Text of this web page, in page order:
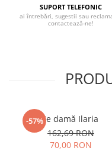
SUPORT TELEFONIC
ai întrebări, sugestii sau
contactează-ne!
-57%Ie damă Ilaria
162,69 RON
70,00 RON